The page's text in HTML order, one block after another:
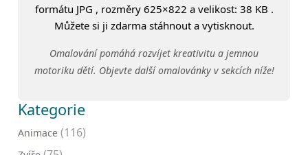
formátu JPG , rozměry 625×822 a velikost: 38 KB .
Můžete si ji zdarma stáhnout a vytisknout.
Omalování pomáhá rozvíjet kreativitu a jemnou
motoriku dětí. Objevte další omalovánky v sekcích níže!
Kategorie
Animace (116)